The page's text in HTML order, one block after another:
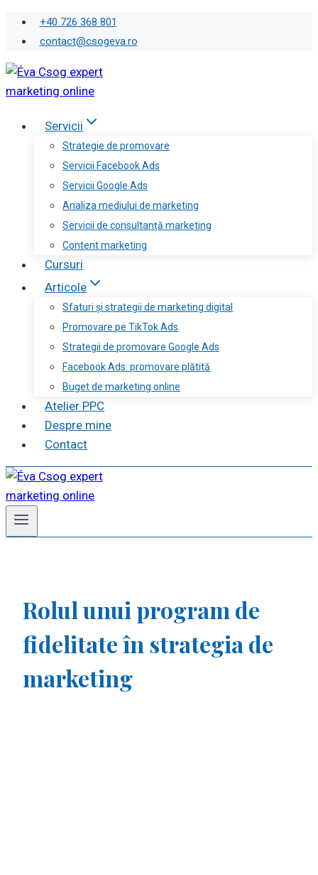
Skip
content
+40 726 368 801
contact@csogeva.ro
Servicii
Strategie de promovare
Servicii Facebook Ads
Servicii Google Ads
Analiza mediului de marketing
Servicii de consultanță marketing
Content marketing
Cursuri
Articole
Sfaturi și strategii de marketing digital
Promovare pe TikTok Ads
Strategii de promovare Google Ads
Facebook Ads: promovare plătită
Buget de marketing online
Atelier PPC
Despre mine
Contact
Rolul unui program de
fidelitate în strategia de
marketing